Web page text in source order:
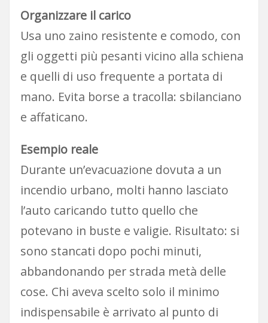
Organizzare il carico
Usa uno zaino resistente e comodo, con
gli oggetti più pesanti vicino alla schiena
e quelli di uso frequente a portata di
mano. Evita borse a tracolla: sbilanciano
e affaticano.
Esempio reale
Durante un’evacuazione dovuta a un
incendio urbano, molti hanno lasciato
l’auto caricando tutto quello che
potevano in buste e valigie. Risultato: si
sono stancati dopo pochi minuti,
abbandonando per strada metà delle
cose. Chi aveva scelto solo il minimo
indispensabile è arrivato al punto di